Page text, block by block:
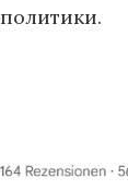
политики.